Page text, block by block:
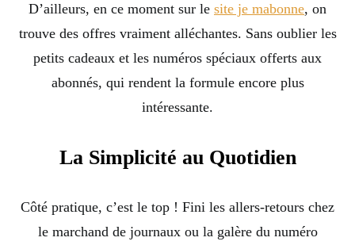
D’ailleurs, en ce moment sur le site je mabonne, on
trouve des offres vraiment alléchantes. Sans oublier les
petits cadeaux et les numéros spéciaux offerts aux
abonnés, qui rendent la formule encore plus
intéressante.
La Simplicité au Quotidien
Côté pratique, c’est le top ! Fini les allers-retours chez
le marchand de journaux ou la galère du numéro